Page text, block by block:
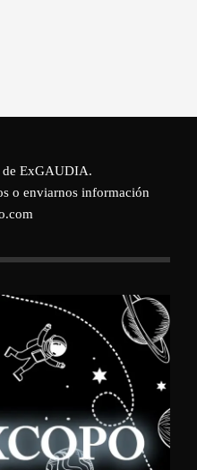
ExGAUDIA.
o enviarnos información